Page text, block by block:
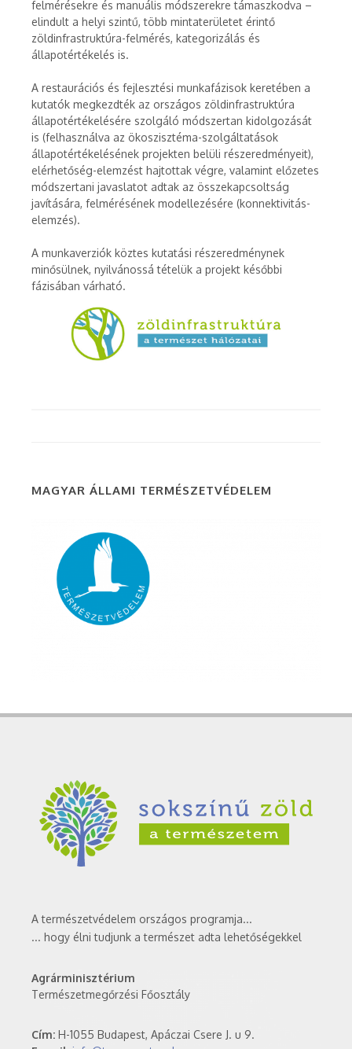
felmérésekre és manuális módszerekre támaszkodva –
elindult a helyi szintű, több mintaterületet érintő
zöldinfrastruktúra-felmérés, kategorizálás és
állapotértékelés is.
A restaurációs és fejlesztési munkafázisok keretében a
kutatók megkezdték az országos zöldinfrastruktúra
állapotértékelésére szolgáló módszertan kidolgozását
is (felhasználva az ökoszisztéma-szolgáltatások
állapotértékelésének projekten belüli részeredményeit),
elérhetőség-elemzést hajtottak végre, valamint előzetes
módszertani javaslatot adtak az összekapcsoltság
javítására, felmérésének modellezésére (konnektivitás-
elemzés).
A munkaverziók köztes kutatási részeredménynek
minősülnek, nyilvánossá tételük a projekt későbbi
fázisában várható.
MAGYAR ÁLLAMI TERMÉSZETVÉDELEM
A természetvédelem országos programja...
... hogy élni tudjunk a természet adta lehetőségekkel
Agrárminisztérium
Természetmegőrzési Főosztály
Cím: H-1055 Budapest, Apáczai Csere J. u 9.